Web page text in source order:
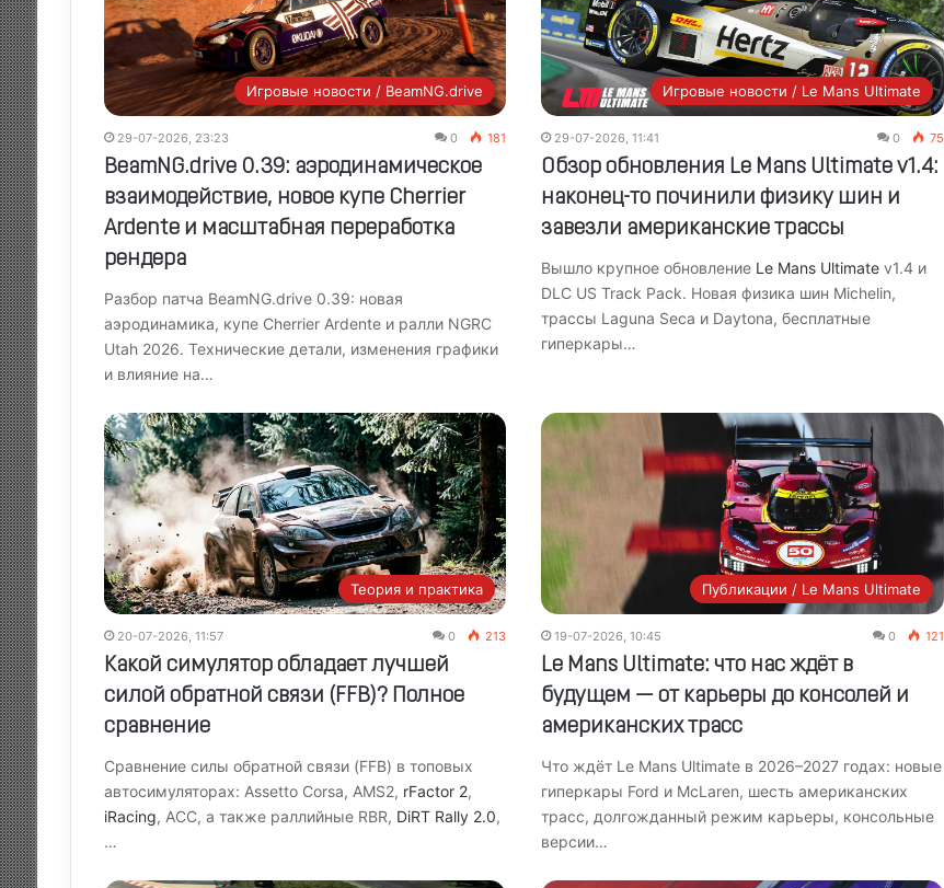
Игровые новости / BeamNG.drive
29-07-2026, 23:23 0 181
BeamNG.drive 0.39: аэродинамическое
взаимодействие, новое купе Cherrier
Ardente и масштабная переработка
рендера
Разбор патча BeamNG.drive 0.39: новая
аэродинамика, купе Cherrier Ardente и ралли NGRC
Utah 2026. Технические детали, изменения графики
и влияние на…
Игровые новости / Le Mans Ultimate
29-07-2026, 11:41 0 75
Обзор обновления Le Mans Ultimate v1.4:
наконец-то починили физику шин и
завезли американские трассы
Вышло крупное обновление Le Mans Ultimate v1.4 и
DLC US Track Pack. Новая физика шин Michelin,
трассы Laguna Seca и Daytona, бесплатные
гиперкары…
Теория и практика
20-07-2026, 11:57 0 213
Какой симулятор обладает лучшей
силой обратной связи (FFB)? Полное
сравнение
Сравнение силы обратной связи (FFB) в топовых
автосимуляторах: Assetto Corsa, AMS2, rFactor 2,
iRacing, ACC, а также раллийные RBR, DiRT Rally 2.0,
…
Публикации / Le Mans Ultimate
19-07-2026, 10:45 0 121
Le Mans Ultimate: что нас ждёт в
будущем — от карьеры до консолей и
американских трасс
Что ждёт Le Mans Ultimate в 2026–2027 годах: новые
гиперкары Ford и McLaren, шесть американских
трасс, долгожданный режим карьеры, консольные
версии…